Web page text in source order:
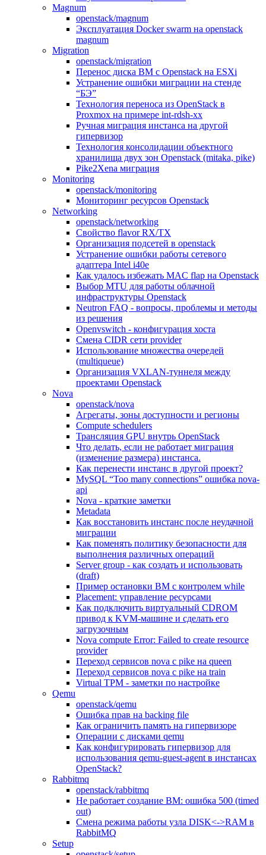
Magnum
openstack/magnum
Эксплуатация Docker swarm на openstack
magnum
Migration
openstack/migration
Перенос диска ВМ с Openstack на ESXi
Устранение ошибки миграции на стенде
“БЭ”
Технология переноса из OpenStack в
Proxmox на примере int-rdsh-xx
Ручная миграция инстанса на другой
гипервизор
Технология консолидации объектного
хранилища двух зон Openstack (mitaka, pike)
Pike2Xena миграция
Monitoring
openstack/monitoring
Мониторинг ресурсов Openstack
Networking
openstack/networking
Свойство flavor RX/TX
Организация подсетей в openstack
Устранение ошибки работы сетевого
адаптера Intel i40e
Как удалось избежать MAC flap на Openstack
Выбор MTU для работы облачной
инфраструктуры Openstack
Neutron FAQ - вопросы, проблемы и методы
из решения
Openvswitch - конфигурация хоста
Смена CIDR сети provider
Использование множества очередей
(multiqueue)
Организация VXLAN-туннеля между
проектами Openstack
Nova
openstack/nova
Агрегаты, зоны доступности и регионы
Compute schedulers
Трансляция GPU внутрь OpenStack
Что делать, если не работает миграция
(изменение размера) инстанса.
Как перенести инстанс в другой проект?
MySQL “Too many connections” ошибка nova-
api
Nova - краткие заметки
Metadata
Как восстановить инстанс после неудачной
миграции
Как поменять политику безопасности для
выполнения различных операций
Server group - как создать и использовать
(draft)
Пример остановки ВМ с контролем while
Placement: управление ресурсами
Как подключить виртуальный CDROM
привод к KVM-машине и сделать его
загрузочным
Nova compute Error: Failed to create resource
provider
Переход сервисов nova с pike на queen
Переход сервисов nova с pike на train
Virtual TPM - заметки по настройке
Qemu
openstack/qemu
Ошибка прав на backing file
Как ограничить память на гипервизоре
Операции с дисками qemu
Как конфигурировать гипервизор для
использования qemu-guest-agent в инстансах
OpenStack?
Rabbitmq
openstack/rabbitmq
Не работает создание ВМ: ошибка 500 (timed
out)
Смена режима работы узла DISK<->RAM в
RabbitMQ
Setup